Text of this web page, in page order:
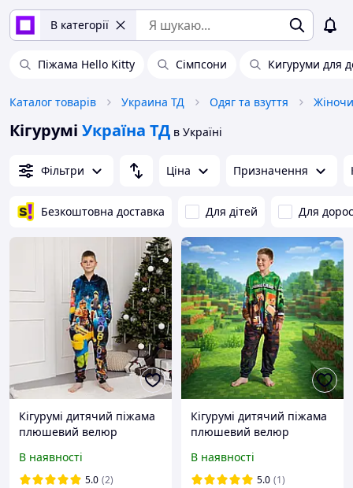
В категорії
Піжама Hello Kitty Сімпсони Кигуруми для
Каталог товарів Украина ТД Одяг та взуття
Кігурумі Україна ТД в Україні
Фільтри Ціна Призначення
Безкоштовна доставка Для дітей Для
Кігурумі дитячий піжама
плюшевий велюр
В наявності
5.0 (2)
Кігурумі дитячий піжама
плюшевий велюр
зріст 134 см
В наявності
5.0 (1)